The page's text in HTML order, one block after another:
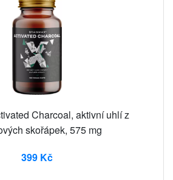
Charcoal, aktivní uhlí z
skořápek, 575 mg
399 Kč